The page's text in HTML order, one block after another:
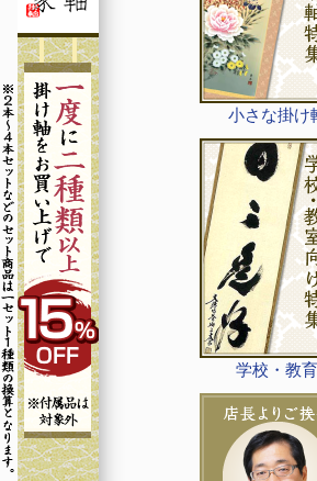
小さな掛け
学校・教育